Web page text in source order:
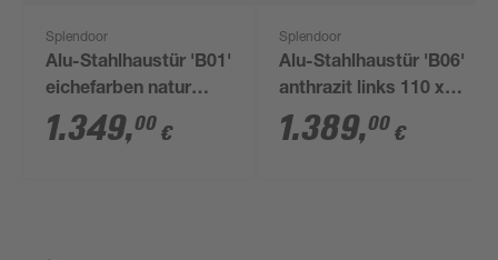
Splendoor
Alu-Stahlhaustür 'B01'
eichefarben natur
rechts 110 x 210 cm
1.349,00 €
Splendoor
Alu-Stahlhaustür 'B06'
anthrazit links 110 x
210 cm
1.389,00 €